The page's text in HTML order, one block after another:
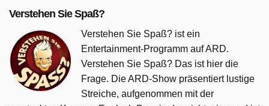
Verstehen Sie Spaß?
Verstehen Sie Spaß? ist ein
Entertainment-Programm auf ARD.
Verstehen Sie Spaß? Das ist hier die
Frage. Die ARD-Show präsentiert lustige
Streiche, aufgenommen mit der